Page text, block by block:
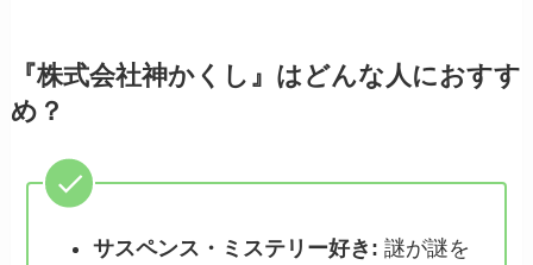
『株式会社神かくし』はどんな人におすす
め？
サスペンス・ミステリー好き: 謎が謎を